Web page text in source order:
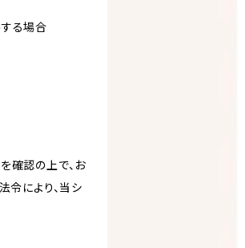
る場合
確認の上で、お
令により、当シ